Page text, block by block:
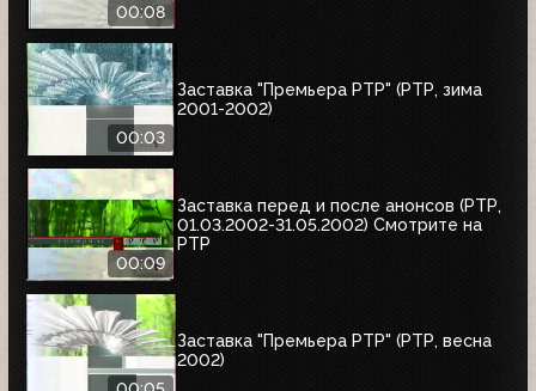
00:08
00:03
Заставка "Премьера РТР" (РТР, зима
2001-2002)
00:09
Заставка перед и после анонсов (РТР,
01.03.2002-31.05.2002) Смотрите на
РТР
Заставка "Премьера РТР" (РТР, весна
2002)